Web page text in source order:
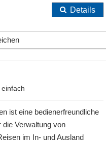
Details
ist eine bedienerfreundliche
die Verwaltung von
im In- und Ausland